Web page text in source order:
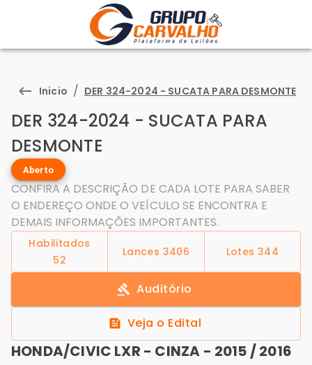
Inicio / DER 324-2024 - SUCATA PARA DESMONTE
DER 324-2024 - SUCATA PARA
DESMONTE
Aberto
CONFIRA A DESCRIÇÃO DE CADA LOTE PARA SABER
O ENDEREÇO ONDE O VEÍCULO SE ENCONTRA E
DEMAIS INFORMAÇÕES IMPORTANTES.
Habilitados
52
Lances 3406 Lotes 344
Auditório
Veja o Edital
HONDA/CIVIC LXR - CINZA - 2015 / 2016